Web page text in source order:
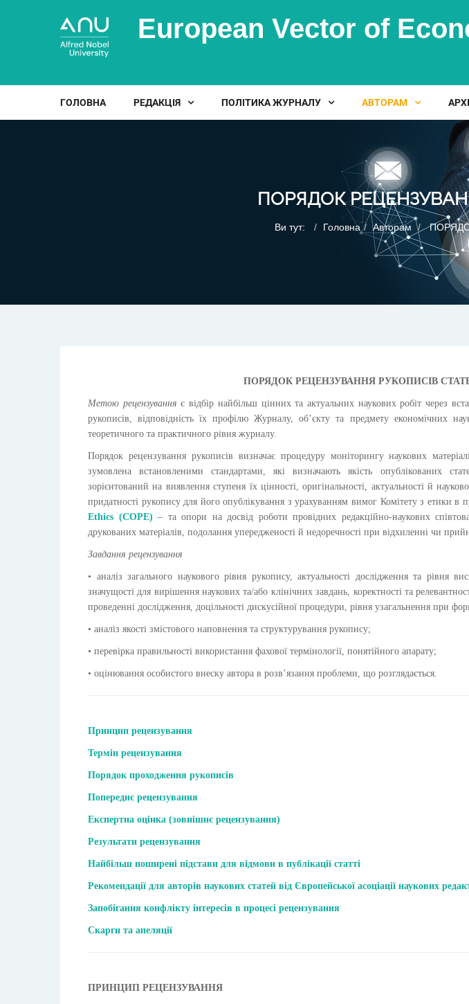
European Vector of
ГОЛОВНА РЕДАКЦІЯ ПОЛІТИКА ЖУРНАЛУ АВТОРАМ
ПОРЯДОК
Ви тут: Головна Авторам
ПОРЯДОК РЕЦЕНЗУВАННЯ РУКОПИСІВ
Метою рецензування є відбір найбільш цінних та актуальних наукових робіт через
рукописів, відповідність їх профілю Журналу, об’єкту та предмету економічних
теоретичного та практичного рівня журналу.
Порядок рецензування рукописів визначає процедуру моніторингу наукових
зумовлена встановленими стандартами, які визначають якість опублікованих
зорієнтований на виявлення ступеня їх цінності, оригінальності, актуальності й
придатності рукопису для його опублікування з урахуванням вимог Комітету з етики в
Ethics (COPE) – та опори на досвід роботи провідних редакційно-наукових
друкованих матеріалів, подолання упередженості й недоречності при відхиленні чи
Завдання рецензування
• аналіз загального наукового рівня рукопису, актуальності дослідження та рівня
значущості для вирішення наукових та/або клінічних завдань, коректності та
проведенні дослідження, доцільності дискусійної процедури, рівня узагальнення при
• аналіз якості змістового наповнення та структурування рукопису;
• перевірка правильності використання фахової термінології, понятійного апарату;
• оцінювання особистого внеску автора в розв’язання проблеми, що розглядається.
Принцип рецензування
Термін рецензування
Порядок проходження рукописів
Попереднє рецензування
Експертна оцінка (зовнішнє рецензування)
Результати рецензування
Найбільш поширені підстави для відмови в публікації статті
Рекомендації для авторів наукових статей від Європейської асоціації наукових
Запобігання конфлікту інтересів в процесі рецензування
Скарги та апеляції
ПРИНЦИП РЕЦЕНЗУВАННЯ